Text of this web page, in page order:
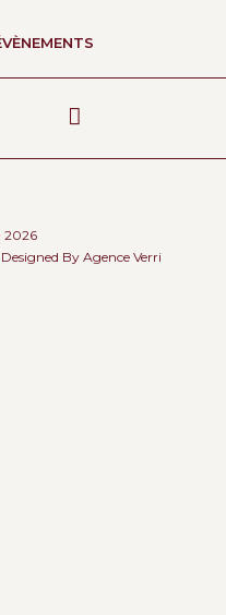
2026
ByAgence Verri